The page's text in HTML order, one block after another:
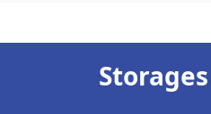
Storages